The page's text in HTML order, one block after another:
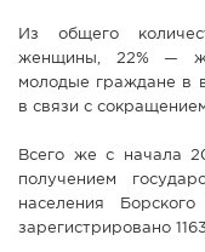
Из общего
женщины, 22% —
молодые граждане в
в связи с
Всего же с начала
получением
населения
зарегистрировано